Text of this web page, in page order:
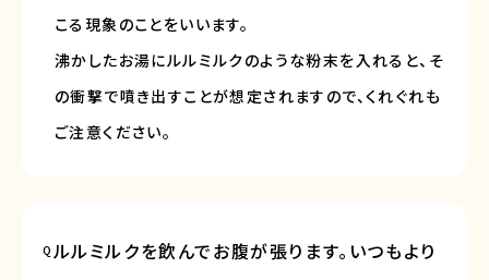
こる現象のことをいいます。
沸かしたお湯にルルミルクのような粉末を入れると、そ
の衝撃で噴き出すことが想定されますので、くれぐれも
ご注意ください。
Q ルルミルクを飲んでお腹が張ります。いつもより